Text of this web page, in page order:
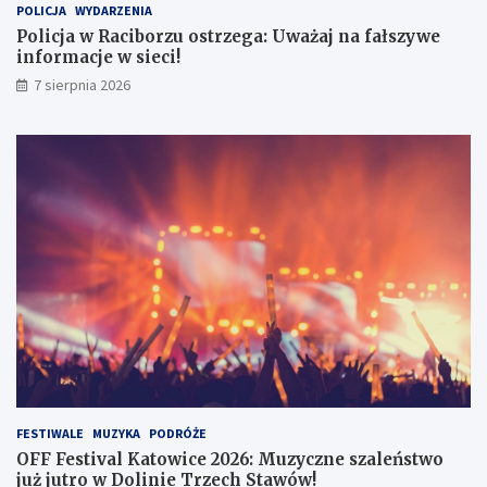
z
e
g
a
:
w
f
a
ł
s
z
y
w
e
i
n
2
6
:
M
u
y
a
l
e
ń
s
w
o
j
u
POLICJA WYDARZENIA
Policja w Raciborzu ostrzega: Uważaj na fałszywe
informacje w sieci!
7 sierpnia 2026
FESTIWALE MUZYKA PODRÓŻE
OFF Festival Katowice 2026: Muzyczne szaleństwo
już jutro w Dolinie Trzech Stawów!